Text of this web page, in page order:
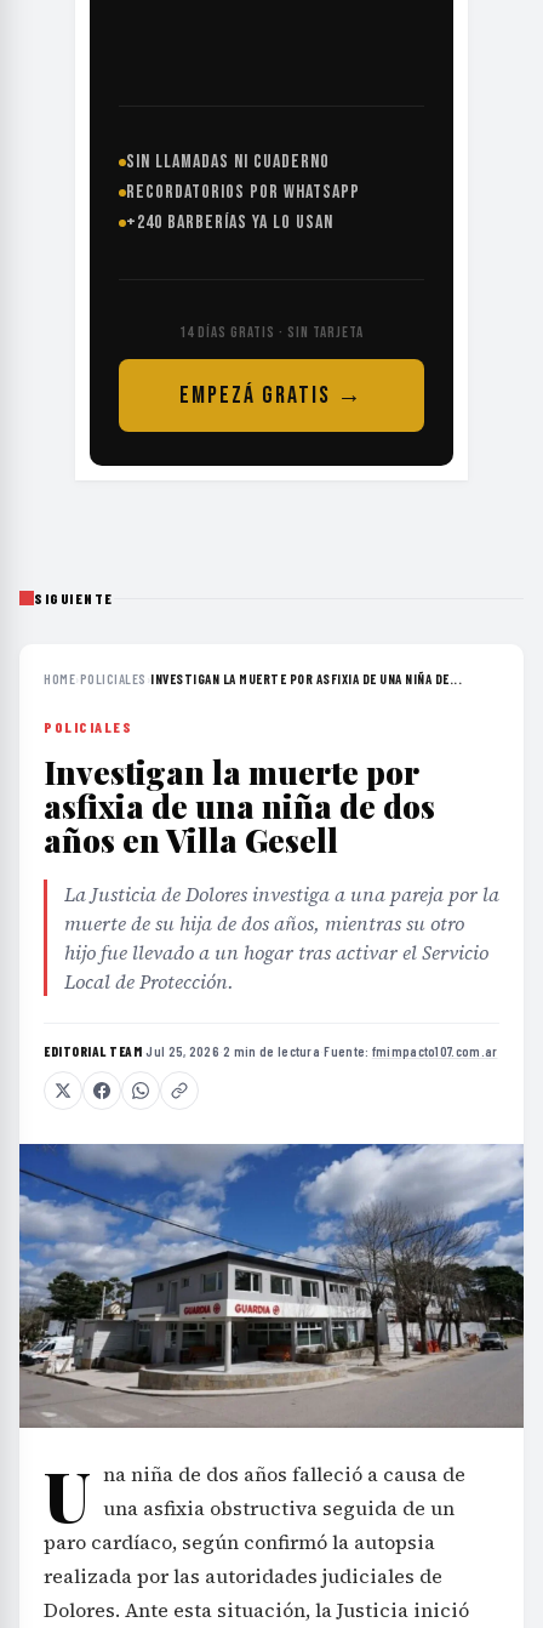
SIN LLAMADAS NI CUADERNO
RECORDATORIOS POR WHATSAPP
+240 BARBERÍAS YA LO USAN
14 DÍAS GRATIS · SIN TARJETA
EMPEZÁ GRATIS →
SIGUIENTE
HOME›POLICIALES ›INVESTIGAN LA MUERTE POR ASFIXIA DE UNA NIÑA DE...
POLICIALES
Investigan la muerte por
asfixia de una niña de dos
años en Villa Gesell
La Justicia de Dolores investiga a una pareja por la
muerte de su hija de dos años, mientras su otro
hijo fue llevado a un hogar tras activar el Servicio
Local de Protección.
EDITORIAL TEAM·Jul 25, 2026·2 min de lectura·Fuente: fmimpacto107.com.ar
U na niña de dos años falleció a causa de
una asfixia obstructiva seguida de un
paro cardíaco, según confirmó la autopsia
realizada por las autoridades judiciales de
Dolores. Ante esta situación, la Justicia inició